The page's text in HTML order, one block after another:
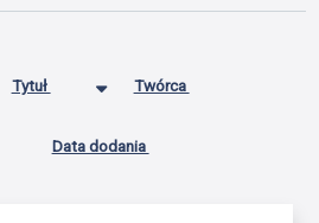
Tytuł Twórca
Data dodania